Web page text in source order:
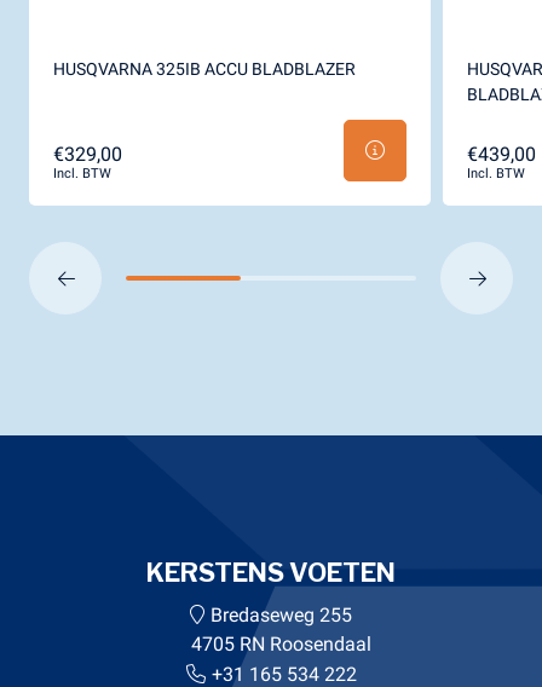
HUSQVARNA 325IB ACCU BLADBLAZER
€329,00
Incl. BTW
€439,00
Incl. BTW
KERSTENS VOETEN
Bredaseweg 255
4705 RN Roosendaal
+31 165 534 222